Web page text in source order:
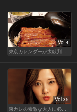
Vol.4
東京カレンダーが太鼓判！パワーチャージどんぶり祭
Vol.35